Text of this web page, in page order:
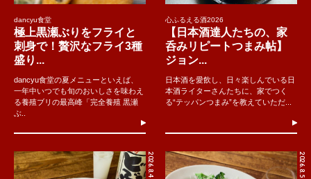
dancyu食堂
極上黒瀬ぶりをフライと
刺身で！贅沢なフライ3種
盛り...
dancyu食堂の夏メニューといえば、
一年中いつでも旬のおいしさを味わえ
る養殖ブリの最高峰「完全養殖 黒瀬
ぶ..
心ふるえる酒2026
【日本酒達人たちの、家
呑みリピートつまみ帖】
ジョン...
日本酒を愛飲し、日々楽しんでいる日
本酒ライターさんたちに、家でつく
る“テッパンつまみ”を教えていただ...
2026.8.4 2026.8.5